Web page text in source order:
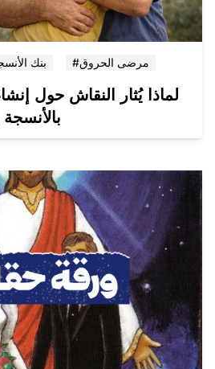
#بنك #مرضى الحروق
لماذا يُثار النقاش حول